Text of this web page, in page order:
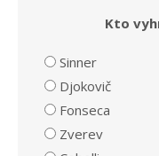
Kto
Sinner
Djokovič
Fonseca
Zverev